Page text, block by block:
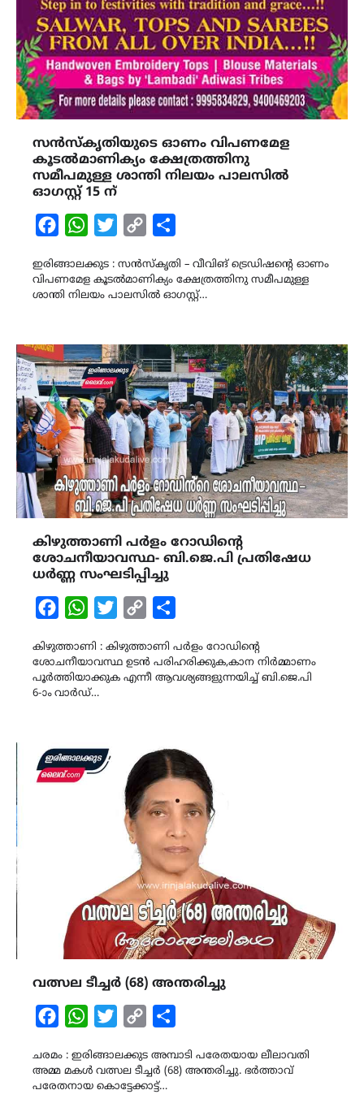
സൻസ്കൃതിയുടെ ഓണം വിപണമേള
കൂടൽമാണിക്യം ക്ഷേത്രത്തിനു
സമീപമുള്ള ശാന്തി നിലയം പാലസിൽ
ഓഗസ്റ്റ് 15 ന്
FacebookWhatsAppTwitterCopy
ഇരിങ്ങാലക്കുട : സൻസ്കൃതി – വീവിങ് ട്രെഡിഷന്റെ ഓണം
വിപണമേള കൂടൽമാണിക്യം ക്ഷേത്രത്തിനു സമീപമുള്ള
ശാന്തി നിലയം പാലസിൽ ഓഗസ്റ്റ്…
കിഴുത്താണി പർളം റോഡിൻ്റെ
ശോചനീയാവസ്ഥ- ബി.ജെ.പി പ്രതിഷേധ
ധർണ്ണ സംഘടിപ്പിച്ചു
FacebookWhatsAppTwitterCopy
കിഴുത്താണി : കിഴുത്താണി പർളം റോഡിൻ്റെ
ശോചനീയാവസ്ഥ ഉടൻ പരിഹരിക്കുക,കാന നിർമ്മാണം
പൂർത്തിയാക്കുക എന്നീ ആവശ്യങ്ങളുന്നയിച്ച് ബി.ജെ.പി
6-ാം വാർഡ്…
വത്സല ടീച്ചർ (68) അന്തരിച്ചു
FacebookWhatsAppTwitterCopy
ചരമം : ഇരിങ്ങാലക്കുട അമ്പാടി പരേതയായ ലീലാവതി
അമ്മ മകൾ വത്സല ടീച്ചർ (68) അന്തരിച്ചു. ഭർത്താവ്
പരേതനായ കൊട്ടേക്കാട്ട്…